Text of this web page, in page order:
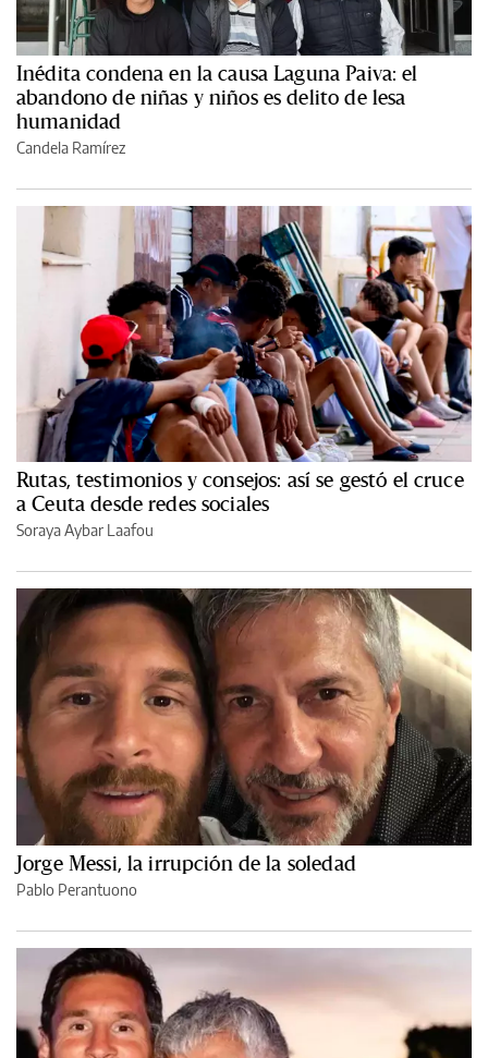
Inédita condena en la causa Laguna Paiva: el
abandono de niñas y niños es delito de lesa
humanidad
Candela Ramírez
Rutas, testimonios y consejos: así se gestó el cruce
a Ceuta desde redes sociales
Soraya Aybar Laafou
Jorge Messi, la irrupción de la soledad
Pablo Perantuono